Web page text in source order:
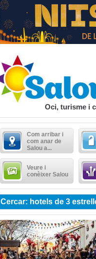
Oci, turisme i
Com arribar i
com anar de
Salou a...
Veure i
conèixer Salou
Cercar: hotels de 3